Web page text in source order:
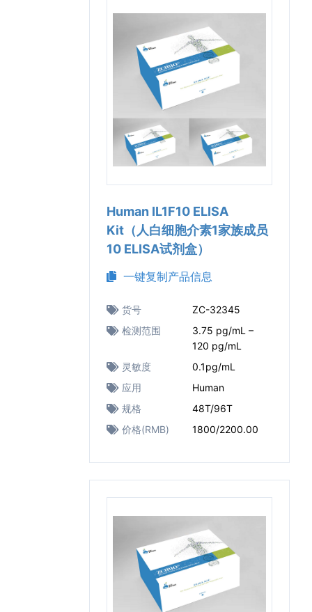
Human IL1F10 ELISA
Kit（人白细胞介素1家族成员
10 ELISA试剂盒）
一键复制产品信息
货号
ZC-32345
检测范围
3.75 pg/mL –
120 pg/mL
灵敏度
0.1pg/mL
应用
Human
规格
48T/96T
价格(RMB)
1800/2200.00